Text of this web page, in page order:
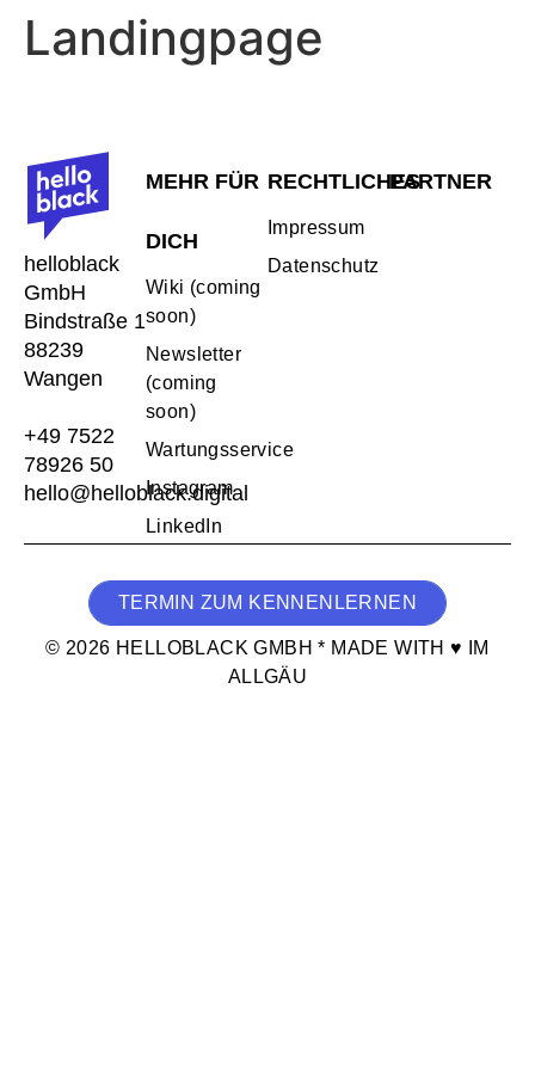
Landingpage
helloblack
GmbH
Bindstraße 1
88239
Wangen
+49 7522
78926 50
hello@helloblack.digital
MEHR FÜR
DICH
Wiki (coming
soon)
Newsletter
(coming
soon)
Wartungsservice
Instagram
LinkedIn
RECHTLICHES
Impressum
Datenschutz
PARTNER
TERMIN ZUM KENNENLERNEN
© 2026 HELLOBLACK GMBH * MADE WITH ♥ IM
ALLGÄU